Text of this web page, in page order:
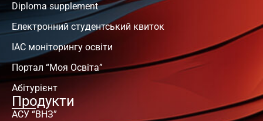
Diploma supplement
Електронний студентський квиток
ІАС моніторингу освіти
Портал “Моя Освіта”
Абітурієнт
Продукти
АСУ “ВНЗ”